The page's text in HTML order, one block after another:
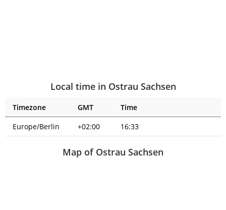
Local time in Ostrau Sachsen
Timezone GMT
Time
Europe/Berlin
+02:00 16:33
Map of Ostrau Sachsen